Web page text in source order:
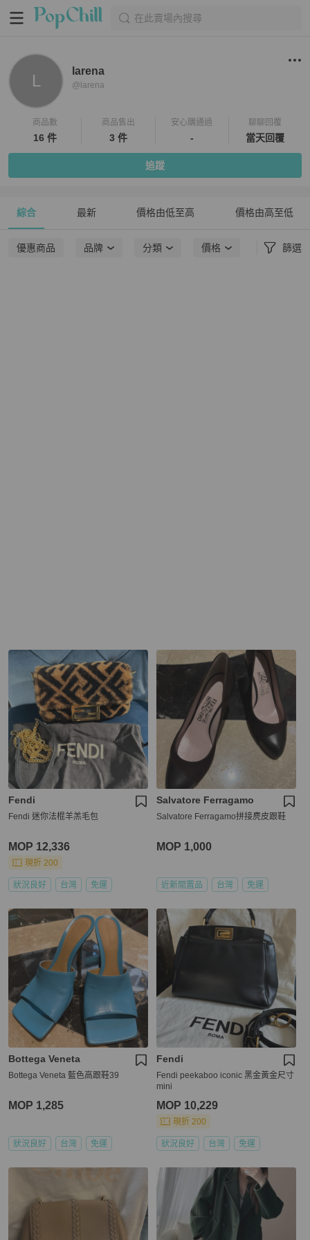
在此賣場內搜尋
L
larena
@ larena
商品數
16 件
商品售出
3 件
安心購通過
-
聊聊回覆
當天回覆
追蹤
綜合 最新 價格由低至高 價格由高至低
優惠商品 品牌 分類 價格 篩選
Fendi
Fendi 迷你法棍羊羔毛包
MOP 12,336
現折 200
狀況良好 台灣 免運
Salvatore Ferragamo
Salvatore Ferragamo拼接麂皮跟鞋
MOP 1,000
近新閒置品 台灣 免運
Bottega Veneta
Bottega Veneta 藍色高跟鞋39
MOP 1,285
狀況良好 台灣 免運
Fendi
Fendi peekaboo iconic 黑金黃金尺寸
mini
MOP 10,229
現折 200
狀況良好 台灣 免運